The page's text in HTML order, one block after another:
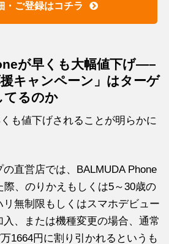
・ご登録はコチラ
が早くも大幅値下げ—–
援キャンペーン」はターゲ
てるのか
も値下げされることが明らかに
直営店では、BALMUDA Phone
際、のりかえもしくは5～30歳の
リ無制限もしくはスマホデビュー
、または機種変更の場合、通常
1664円に割り引かれるというも